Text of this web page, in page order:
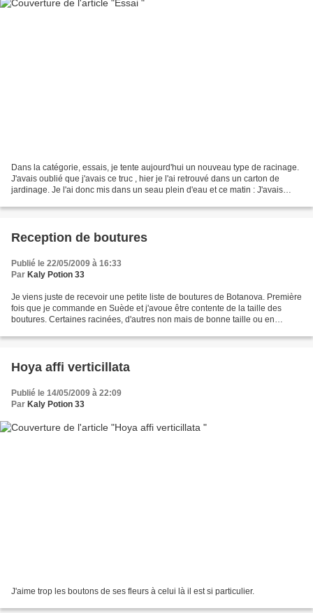
Dans la catégorie, essais, je tente aujourd'hui un nouveau type de racinage.
J'avais oublié que j'avais ce truc , hier je l'ai retrouvé dans un carton de
jardinage. Je l'ai donc mis dans un seau plein d'eau et ce matin : J'avais
Reception de boutures
Publié le 22/05/2009 à 16:33
Par Kaly Potion 33
Je viens juste de recevoir une petite liste de boutures de Botanova. Première
fois que je commande en Suède et j'avoue être contente de la taille des
boutures. Certaines racinées, d'autres non mais de bonne taille ou en
Hoya affi verticillata
Publié le 14/05/2009 à 22:09
Par Kaly Potion 33
J'aime trop les boutons de ses fleurs à celui là il est si particulier.